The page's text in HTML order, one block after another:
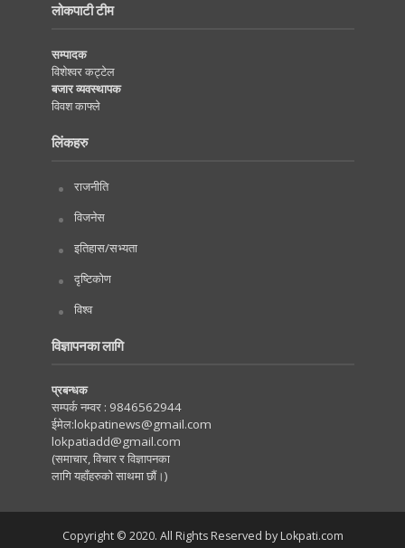
लोकपाटी टीम
सम्पादक
विशेश्वर कट्टेल
बजार व्यवस्थापक
विवश काफ्ले
लिंकहरु
राजनीति
विजनेस
इतिहास/सभ्यता
दृष्टिकोण
विश्व
विज्ञापनका लागि
प्रबन्धक
सम्पर्क नम्वर : 9846562944
ईमेल:lokpatinews@gmail.com
lokpatiadd@gmail.com
(समाचार, विचार र विज्ञापनका
लागि यहाँहरुको साथमा छौं।)
Copyright © 2020. All Rights Reserved by Lokpati.com